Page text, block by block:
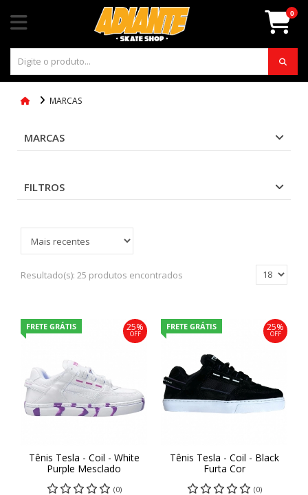
0
MARCAS
MARCAS
FILTROS
Resultado(s): 25 produtos encontrados
FRETE GRÁTIS 25%
OFF
Tênis Tesla - Coil - White
Purple Mesclado
(0)
FRETE GRÁTIS 25%
OFF
Tênis Tesla - Coil - Black
Furta Cor
(0)